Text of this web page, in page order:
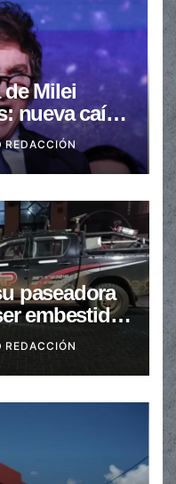
Milei
nueva caída
no
REDACCIÓN
paseadora
embestidas
REDACCIÓN